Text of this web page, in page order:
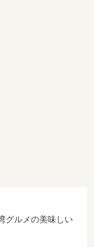
グルメの美味しい